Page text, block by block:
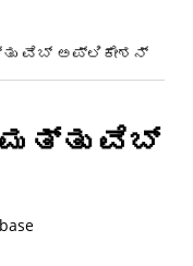
ವೆಬ್ ಅಪ್ಲಿಕೇಶನ್
ವೆಬ್